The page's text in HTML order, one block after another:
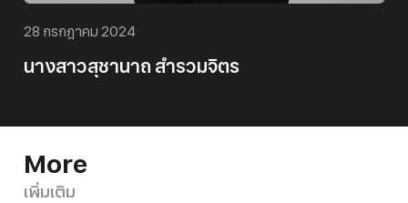
28 กรกฎาคม 2024
นางสาวสุชานาถ สำรวมจิตร
More
เพิ่มเติม